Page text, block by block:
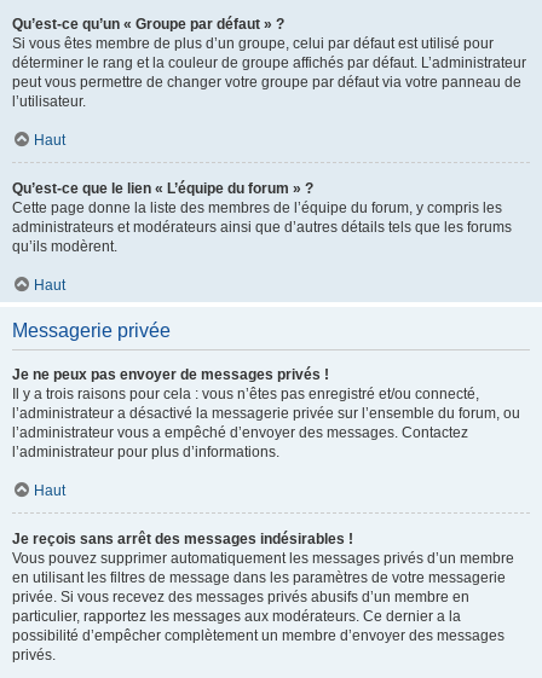
Qu’est-ce qu’un « Groupe par défaut » ?
Si vous êtes membre de plus d’un groupe, celui par défaut est utilisé pour
déterminer le rang et la couleur de groupe affichés par défaut. L’administrateur
peut vous permettre de changer votre groupe par défaut via votre panneau de
l’utilisateur.
Haut
Qu’est-ce que le lien « L’équipe du forum » ?
Cette page donne la liste des membres de l’équipe du forum, y compris les
administrateurs et modérateurs ainsi que d’autres détails tels que les forums
qu’ils modèrent.
Haut
Messagerie privée
Je ne peux pas envoyer de messages privés !
Il y a trois raisons pour cela : vous n’êtes pas enregistré et/ou connecté,
l’administrateur a désactivé la messagerie privée sur l’ensemble du forum, ou
l’administrateur vous a empêché d’envoyer des messages. Contactez
l’administrateur pour plus d’informations.
Haut
Je reçois sans arrêt des messages indésirables !
Vous pouvez supprimer automatiquement les messages privés d’un membre
en utilisant les filtres de message dans les paramètres de votre messagerie
privée. Si vous recevez des messages privés abusifs d’un membre en
particulier, rapportez les messages aux modérateurs. Ce dernier a la
possibilité d’empêcher complètement un membre d’envoyer des messages
privés.